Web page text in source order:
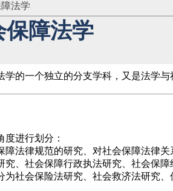
法学
保障法学
的一个独立的分支学科，又是法学
进行划分：
法律规范的研究、对社会保障法律
、社会保障行政执法研究、社会保
社会保险法研究、社会救济法研究